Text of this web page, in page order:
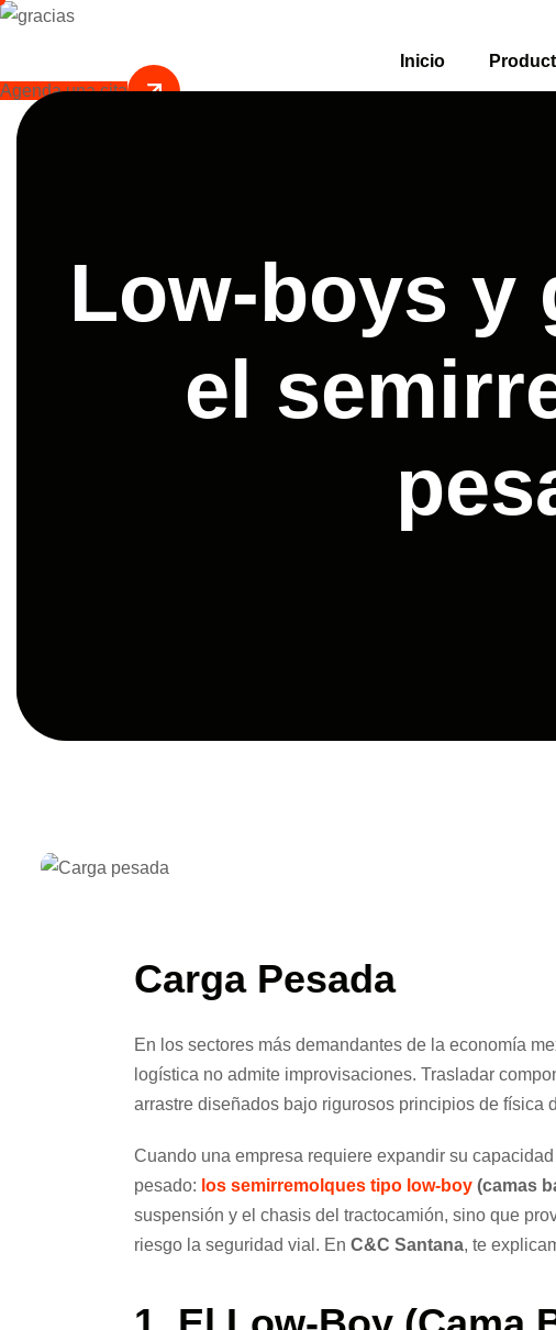
Inicio
Agenda una cita
Low-boys y
el
Carga Pesada
En los sectores más demandantes de la economía
logística no admite improvisaciones. Trasladar
arrastre diseñados bajo rigurosos principios de física
Cuando una empresa requiere expandir su
pesado: los semirremolques tipo low-boy (camas
suspensión y el chasis del tractocamión, sino que
riesgo la seguridad vial. En C&C Santana, te